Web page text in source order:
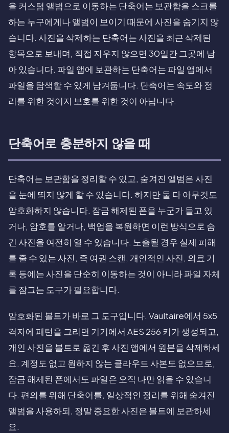
을 커스텀 앨범으로 이동하는 단축어는 보관함을 스크롤
하는 누구에게나 앨범이 보이기 때문에 사진을 숨기지 않
습니다. 사진을 삭제하는 단축어는 사진을 최근 삭제된
항목으로 보내며, 직접 지우지 않으면 30일간 그곳에 남
아 있습니다. 파일 앱에 보관하는 단축어는 파일 앱에서
파일을 탐색할 수 있게 남겨둡니다. 단축어는 속도와 정
리를 위한 것이지 보호를 위한 것이 아닙니다.
단축어로 충분하지 않을 때
단축어는 보관함을 정리할 수 있고, 숨겨진 앨범은 사진
을 눈에 띄지 않게 할 수 있습니다. 하지만 둘 다 아무것도
암호화하지 않습니다. 잠금 해제된 폰을 누군가 들고 있
거나, 암호를 알거나, 백업을 복원하면 이런 방식으로 숨
긴 사진을 여전히 열 수 있습니다. 노출될 경우 실제 피해
를 줄 수 있는 사진, 즉 여권 스캔, 개인적인 사진, 의료 기
록 등에는 사진을 단순히 이동하는 것이 아니라 파일 자체
를 잠그는 도구가 필요합니다.
암호화된 볼트가 바로 그 도구입니다. Vaultaire에서 5x5
격자에 패턴을 그리면 기기에서 AES 256 키가 생성되고,
개인 사진을 볼트로 옮긴 후 사진 앱에서 원본을 삭제하세
요. 계정도 없고 원하지 않는 클라우드 사본도 없으므로,
잠금 해제된 폰에서도 파일은 오직 나만 읽을 수 있습니
다. 편의를 위해 단축어를, 일상적인 정리를 위해 숨겨진
앨범을 사용하되, 정말 중요한 사진은 볼트에 보관하세
요.